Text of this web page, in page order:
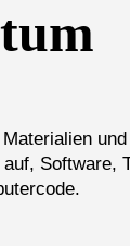
Software,